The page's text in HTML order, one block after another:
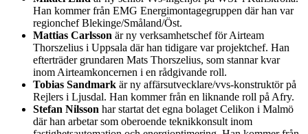
Han kommer från EMG Energimontagegruppen där han var
regionchef Blekinge/Småland/Öst.
Mattias Carlsson är ny verksamhetschef för Airteam
Thorszelius i Uppsala där han tidigare var projektchef. Han
efterträder grundaren Mats Thorszelius, som stannar kvar
inom Airteamkoncernen i en rådgivande roll.
Tobias Sandmark är ny affärsutvecklare/vvs-konstruktör på
Rejlers i Ljusdal. Han kommer från en liknande roll på Afry.
Stefan Nilsson har startat det egna bolaget Celikon i Malmö
där han arbetar som oberoende teknikkonsult inom